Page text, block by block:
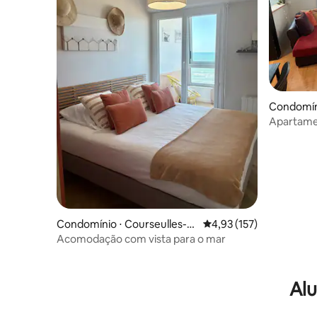
Condomínio ⋅ Courseulles-s
ur-Mer
4,93 de uma avaliação
4,93 (157)
Acomodação com vista para o mar